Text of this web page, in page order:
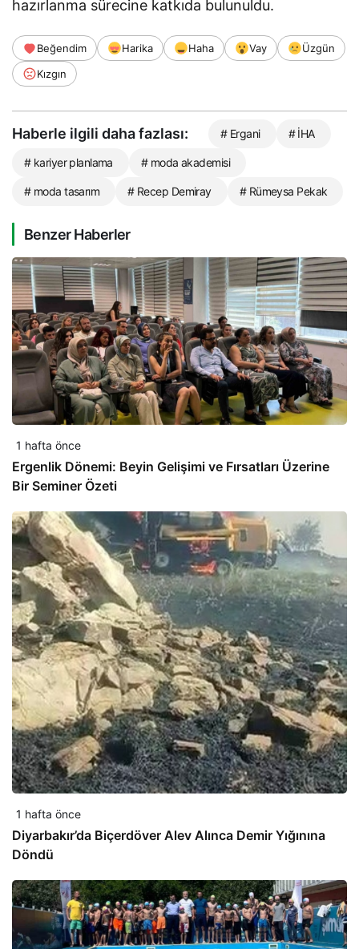
hazırlanma sürecine katkıda bulunuldu.
Beğendim Harika Haha Vay
Üzgün
Kızgın
Haberle ilgili daha fazlası: # Ergani # İHA
# kariyer planlama # moda akademisi
# moda tasarım # Recep Demiray # Rümeysa Pekak
Benzer Haberler
1 hafta önce
Ergenlik Dönemi: Beyin Gelişimi ve Fırsatları Üzerine
Bir Seminer Özeti
1 hafta önce
Diyarbakır’da Biçerdöver Alev Alınca Demir Yığınına
Döndü